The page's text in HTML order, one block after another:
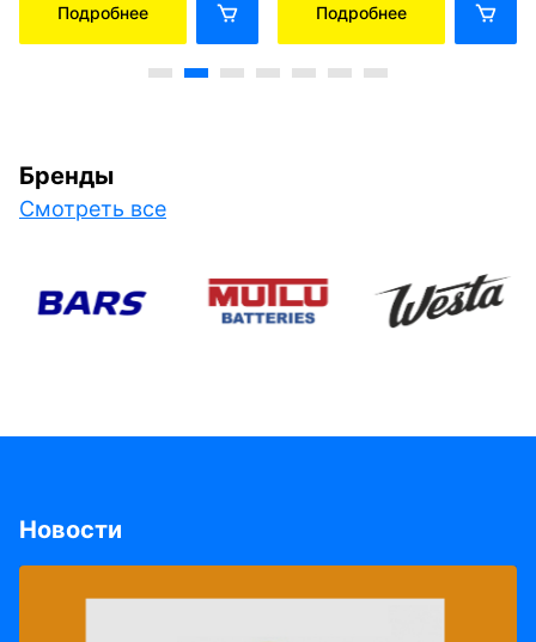
Подробнее Подробнее
Бренды
Смотреть все
Новости